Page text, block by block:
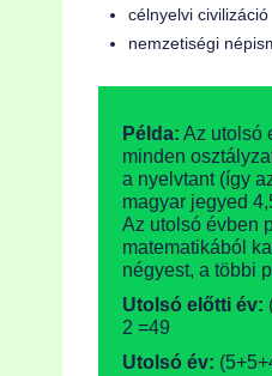
célnyelvi civilizáció
nemzetiségi
Példa: Az utolsó
minden
a nyelvtant (így
magyar jegyed
Az utolsó évben
matematikából
négyest, a többi
Utolsó előtti év:
2 =49
Utolsó év: